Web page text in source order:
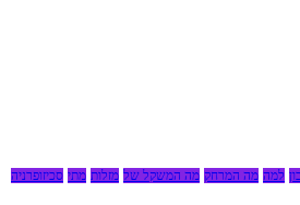
למה מה המרחק מה המשקל של מזלות מתי סכיזופרניה